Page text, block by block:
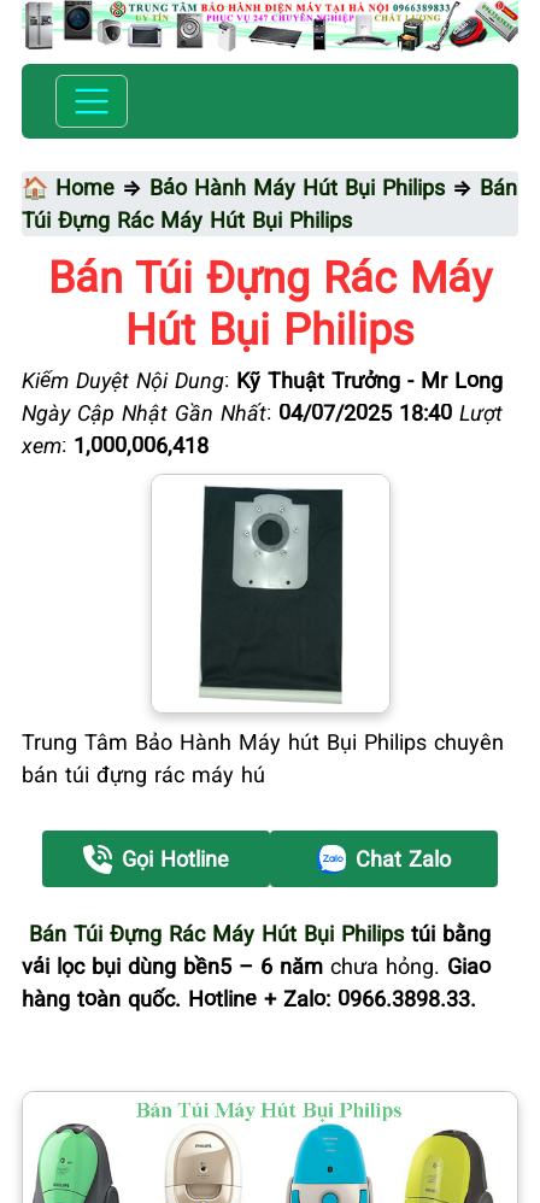
🏠 Home ⇒ Bảo Hành Máy Hút Bụi Philips ⇒ Bán
Túi Đựng Rác Máy Hút Bụi Philips
Bán Túi Đựng Rác Máy
Hút Bụi Philips
Kiểm Duyệt Nội Dung: Kỹ Thuật Trưởng - Mr Long
Ngày Cập Nhật Gần Nhất: 04/07/2025 18:40 Lượt
xem: 1,000,006,418
Trung Tâm Bảo Hành Máy hút Bụi Philips chuyên
bán túi đựng rác máy hú
Gọi Hotline Chat Zalo
Bán Túi Đựng Rác Máy Hút Bụi Philips túi bằng
vải lọc bụi dùng bền5 – 6 năm chưa hỏng. Giao
hàng toàn quốc. Hotline + Zalo: 0966.3898.33.